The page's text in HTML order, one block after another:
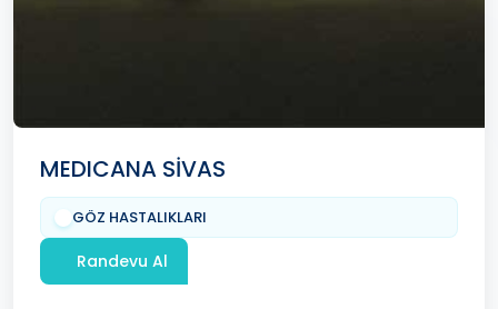
MEDICANA SİVAS
GÖZ HASTALIKLARI
Randevu Al